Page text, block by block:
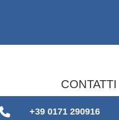
CONTATTI
+39 0171 290916